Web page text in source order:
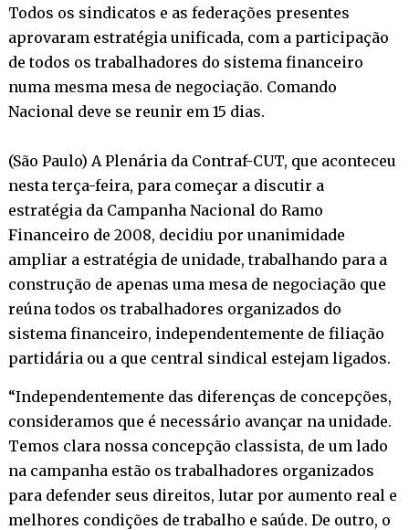
Todos os sindicatos e as federações presentes
aprovaram estratégia unificada, com a participação
de todos os trabalhadores do sistema financeiro
numa mesma mesa de negociação. Comando
Nacional deve se reunir em 15 dias.
(São Paulo) A Plenária da Contraf-CUT, que aconteceu
nesta terça-feira, para começar a discutir a
estratégia da Campanha Nacional do Ramo
Financeiro de 2008, decidiu por unanimidade
ampliar a estratégia de unidade, trabalhando para a
construção de apenas uma mesa de negociação que
reúna todos os trabalhadores organizados do
sistema financeiro, independentemente de filiação
partidária ou a que central sindical estejam ligados.
“Independentemente das diferenças de concepções,
consideramos que é necessário avançar na unidade.
Temos clara nossa concepção classista, de um lado
na campanha estão os trabalhadores organizados
para defender seus direitos, lutar por aumento real e
melhores condições de trabalho e saúde. De outro, o